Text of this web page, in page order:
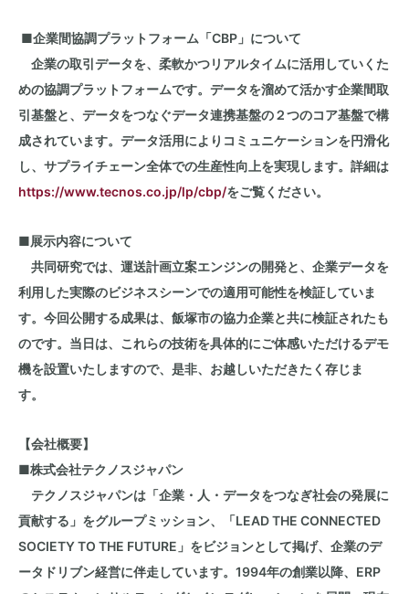
■企業間協調プラットフォーム「CBP」について
企業の取引データを、柔軟かつリアルタイムに活用していくた
めの協調プラットフォームです。データを溜めて活かす企業間取
引基盤と、データをつなぐデータ連携基盤の２つのコア基盤で構
成されています。データ活用によりコミュニケーションを円滑化
し、サプライチェーン全体での生産性向上を実現します。詳細は
https://www.tecnos.co.jp/lp/cbp/をご覧ください。
■展示内容について
共同研究では、運送計画立案エンジンの開発と、企業データを
利用した実際のビジネスシーンでの適用可能性を検証していま
す。今回公開する成果は、飯塚市の協力企業と共に検証されたも
のです。当日は、これらの技術を具体的にご体感いただけるデモ
機を設置いたしますので、是非、お越しいただきたく存じま
す。
【会社概要】
■株式会社テクノスジャパン
テクノスジャパンは「企業・人・データをつなぎ社会の発展に
貢献する」をグループミッション、「LEAD THE CONNECTED
SOCIETY TO THE FUTURE」をビジョンとして掲げ、企業のデ
ータドリブン経営に伴走しています。1994年の創業以降、ERP